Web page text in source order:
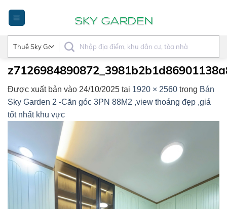
dung
Được xuất bản vào 24/10/2025 tại 1920 × 2560 trong Bán
Sky Garden 2 -Căn góc 3PN 88M2 ,view thoáng đẹp ,giá
tốt nhất khu vực